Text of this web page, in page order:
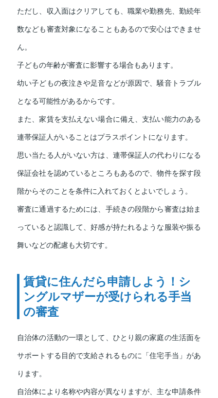
ただし、収入面はクリアしても、職業や勤務先、勤続年
数なども審査対象になることもあるので安心はできませ
ん。
子どもの年齢が審査に影響する場合もあります。
幼い子どもの夜泣きや足音などが原因で、騒音トラブル
となる可能性があるからです。
また、家賃を支払えない場合に備え、支払い能力のある
連帯保証人がいることはプラスポイントになります。
思い当たる人がいない方は、連帯保証人の代わりになる
保証会社を認めているところもあるので、物件を探す段
階からそのことを条件に入れておくとよいでしょう。
審査に通過するためには、手続きの段階から審査は始ま
っていると認識して、好感が持たれるような服装や振る
舞いなどの配慮も大切です。
賃貸に住んだら申請しよう！シ
ングルマザーが受けられる手当
の審査
自治体の活動の一環として、ひとり親の家庭の生活面を
サポートする目的で支給されるものに「住宅手当」があ
ります。
自治体により名称や内容が異なりますが、主な申請条件